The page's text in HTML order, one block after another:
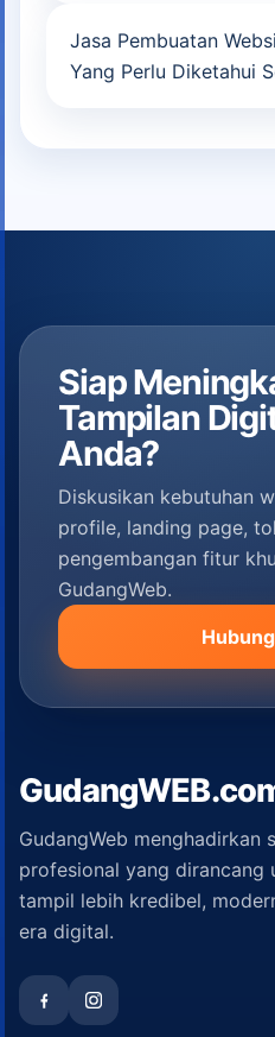
Jasa Pembuatan
Yang Perlu Diketahui
Siap
Tampilan
Anda?
Diskusikan kebutuhan
profile, landing page,
pengembangan fitur
GudangWeb.
GudangWeb menghadirkan
profesional yang dirancang
tampil lebih kredibel,
era digital.